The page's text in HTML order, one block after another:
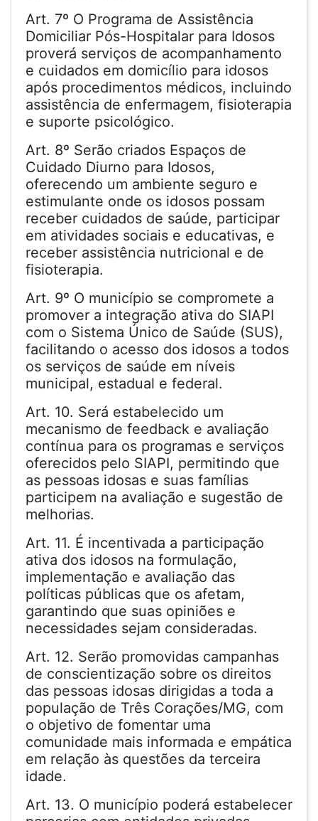
Art. 7º O Programa de Assistência
Domiciliar Pós-Hospitalar para Idosos
proverá serviços de acompanhamento
e cuidados em domicílio para idosos
após procedimentos médicos, incluindo
assistência de enfermagem, fisioterapia
e suporte psicológico.
Art. 8º Serão criados Espaços de
Cuidado Diurno para Idosos,
oferecendo um ambiente seguro e
estimulante onde os idosos possam
receber cuidados de saúde, participar
em atividades sociais e educativas, e
receber assistência nutricional e de
fisioterapia.
Art. 9º O município se compromete a
promover a integração ativa do SIAPI
com o Sistema Único de Saúde (SUS),
facilitando o acesso dos idosos a todos
os serviços de saúde em níveis
municipal, estadual e federal.
Art. 10. Será estabelecido um
mecanismo de feedback e avaliação
contínua para os programas e serviços
oferecidos pelo SIAPI, permitindo que
as pessoas idosas e suas famílias
participem na avaliação e sugestão de
melhorias.
Art. 11. É incentivada a participação
ativa dos idosos na formulação,
implementação e avaliação das
políticas públicas que os afetam,
garantindo que suas opiniões e
necessidades sejam consideradas.
Art. 12. Serão promovidas campanhas
de conscientização sobre os direitos
das pessoas idosas dirigidas a toda a
população de Três Corações/MG, com
o objetivo de fomentar uma
comunidade mais informada e empática
em relação às questões da terceira
idade.
Art. 13. O município poderá estabelecer